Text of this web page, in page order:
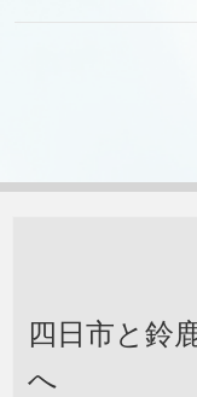
四日市と鈴
へ